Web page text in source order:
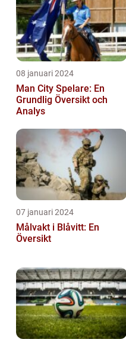
08 januari 2024
Man City Spelare: En
Grundlig Översikt och
Analys
07 januari 2024
Målvakt i Blåvitt: En
Översikt